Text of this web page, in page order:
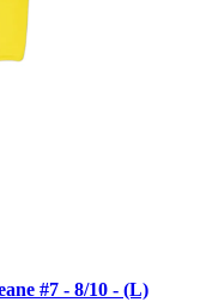
#7 - 8/10 - (L)